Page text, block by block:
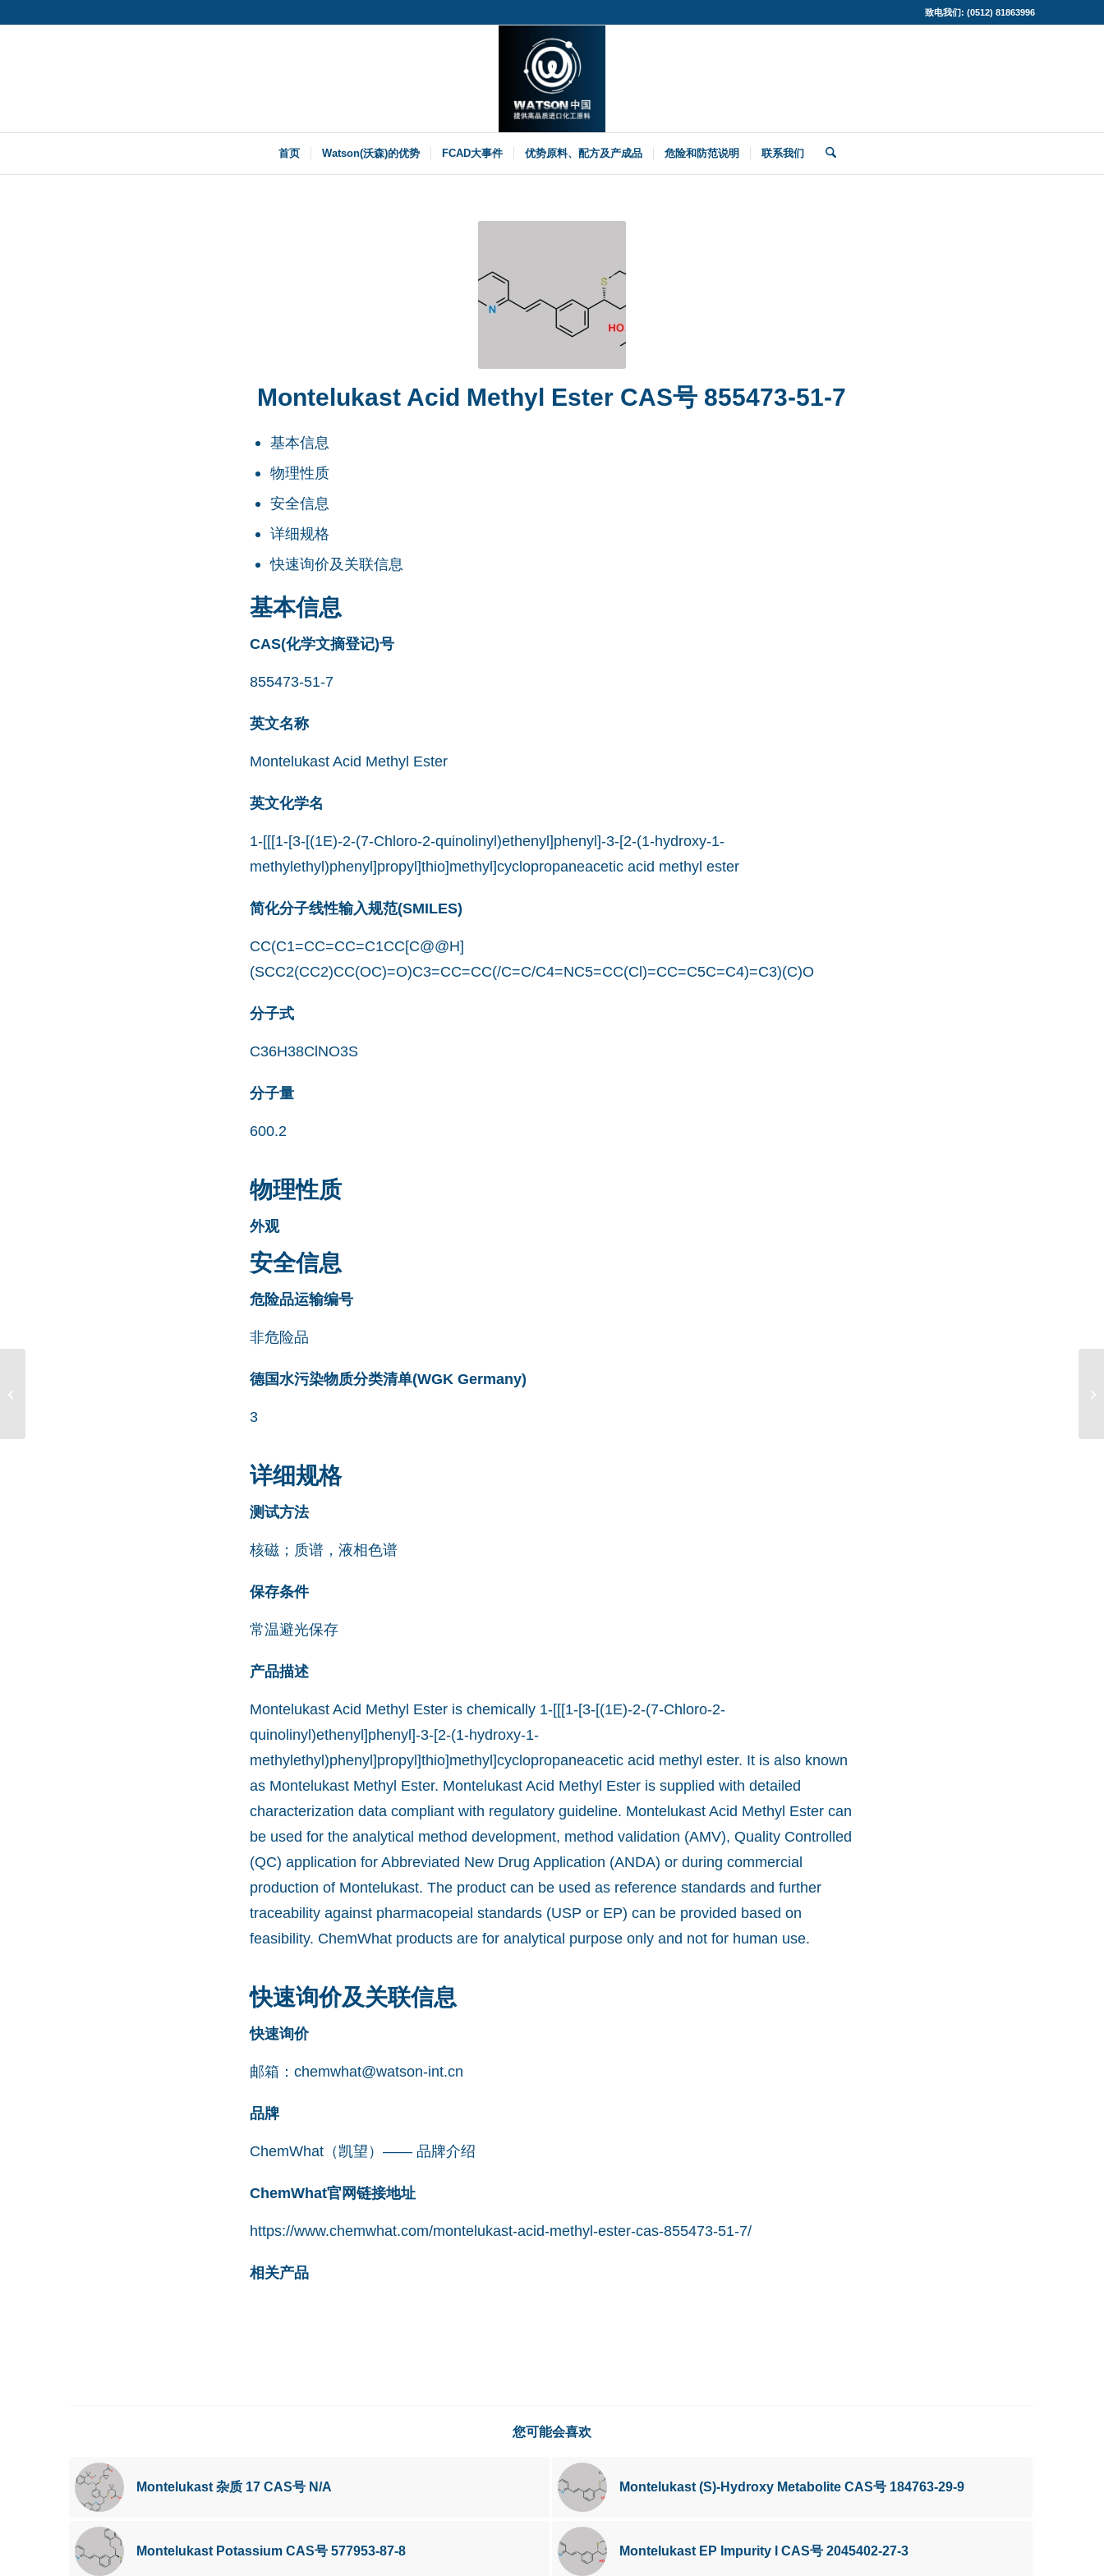
致电我们: (0512) 81863996
首页 Watson(沃森)的优势 FCAD大事件 优势原料、配方及产成品 危险和防范说明 联系我们
Montelukast Acid Methyl Ester CAS号 855473-51-7
基本信息
物理性质
安全信息
详细规格
快速询价及关联信息
基本信息
CAS(化学文摘登记)号
855473-51-7
英文名称
Montelukast Acid Methyl Ester
英文化学名
1-[[[1-[3-[(1E)-2-(7-Chloro-2-quinolinyl)ethenyl]phenyl]-3-[2-(1-hydroxy-1-
methylethyl)phenyl]propyl]thio]methyl]cyclopropaneacetic acid methyl ester
简化分子线性输入规范(SMILES)
CC(C1=CC=CC=C1CC[C@@H]
(SCC2(CC2)CC(OC)=O)C3=CC=CC(/C=C/C4=NC5=CC(Cl)=CC=C5C=C4)=C3)(C)O
分子式
C36H38ClNO3S
分子量
600.2
物理性质
外观
安全信息
危险品运输编号
非危险品
德国水污染物质分类清单(WGK Germany)
3
详细规格
测试方法
核磁；质谱，液相色谱
保存条件
常温避光保存
产品描述
Montelukast Acid Methyl Ester is chemically 1-[[[1-[3-[(1E)-2-(7-Chloro-2-
quinolinyl)ethenyl]phenyl]-3-[2-(1-hydroxy-1-
methylethyl)phenyl]propyl]thio]methyl]cyclopropaneacetic acid methyl ester. It is also known
as Montelukast Methyl Ester. Montelukast Acid Methyl Ester is supplied with detailed
characterization data compliant with regulatory guideline. Montelukast Acid Methyl Ester can
be used for the analytical method development, method validation (AMV), Quality Controlled
(QC) application for Abbreviated New Drug Application (ANDA) or during commercial
production of Montelukast. The product can be used as reference standards and further
traceability against pharmacopeial standards (USP or EP) can be provided based on
feasibility. ChemWhat products are for analytical purpose only and not for human use.
快速询价及关联信息
快速询价
邮箱： chemwhat@watson-int.cn
品牌
ChemWhat（凯望）—— 品牌介绍
ChemWhat官网链接地址
https://www.chemwhat.com/montelukast-acid-methyl-ester-cas-855473-51-7/
相关产品
您可能会喜欢
Montelukast 杂质 17 CAS号 N/A Montelukast (S)-Hydroxy Metabolite CAS号 184763-29-9
Montelukast Potassium CAS号 577953-87-8 Montelukast EP Impurity I CAS号 2045402-27-3